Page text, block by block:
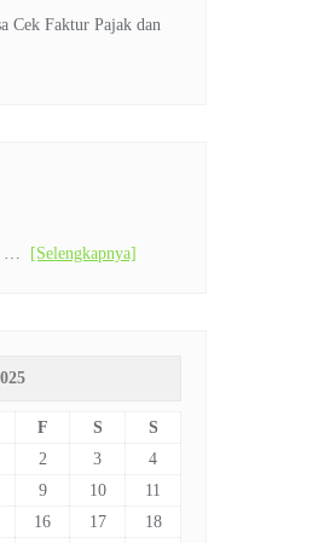
Cek Faktur Pajak dan
… [Selengkapnya]
F S
S
2 3
4
9 10
11
16 17
18